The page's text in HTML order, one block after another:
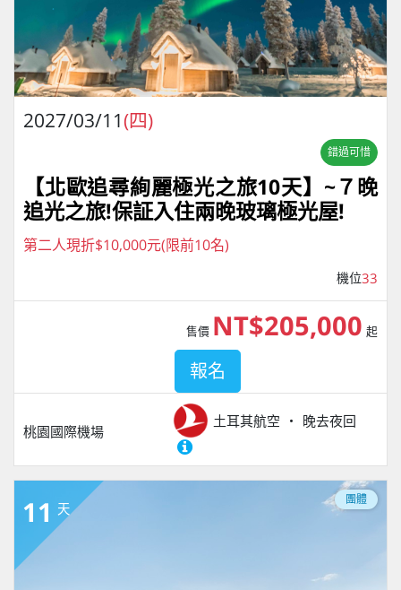
2027/03/11(四)
錯過可惜
【北歐追尋絢麗極光之旅10天】~７晚
追光之旅!保証入住兩晚玻璃極光屋!
第二人現折$10,000元(限前10名)
機位33
桃園國際機場
土耳其航空 晚去夜回
售價 NT$205,000 起
報名
11 天
團體